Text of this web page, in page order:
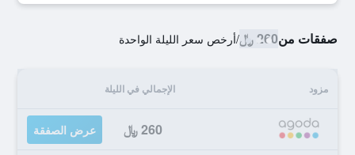
صفقات من260 ﷼ /أرخص سعر الليلة الواحدة
مزود الإجمالي في الليلة
260 ﷼ عرض الصفقة